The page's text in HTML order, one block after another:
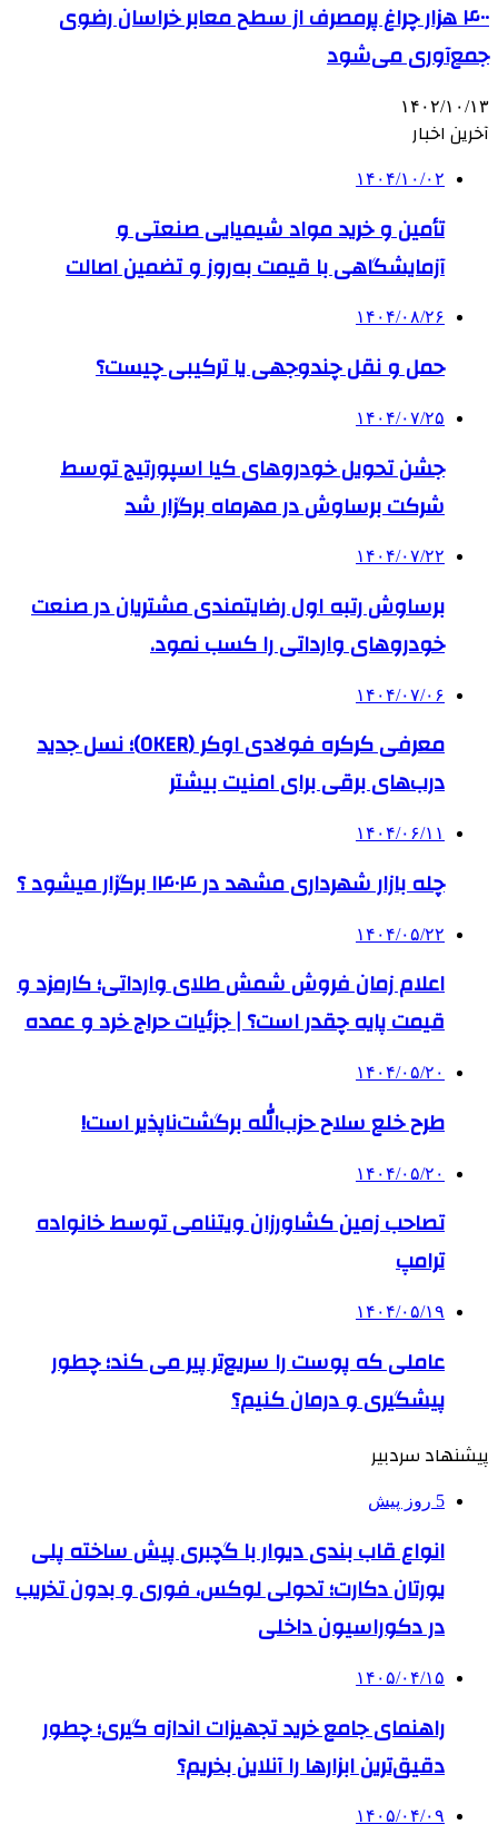
۴۰۰ هزار چراغ پرمصرف از سطح معابر خراسان رضوی
جمع‌آوری می‌شود
۱۴۰۲/۱۰/۱۳
آخرین اخبار
۱۴۰۴/۱۰/۰۲
تأمین و خرید مواد شیمیایی صنعتی و
آزمایشگاهی با قیمت به‌روز و تضمین اصالت
۱۴۰۴/۰۸/۲۶
حمل و نقل چندوجهی یا ترکیبی چیست؟
۱۴۰۴/۰۷/۲۵
جشن تحویل خودروهای کیا اسپورتیج توسط
شرکت برساوش در مهرماه برگزار شد
۱۴۰۴/۰۷/۲۲
برساوش رتبه اول رضایتمندی مشتریان در صنعت
خودروهای وارداتی را کسب نمود.
۱۴۰۴/۰۷/۰۶
معرفی کرکره فولادی اوکر (OKER)؛ نسل جدید
درب‌های برقی برای امنیت بیشتر
۱۴۰۴/۰۶/۱۱
چله بازار شهرداری مشهد در ۱۴۰۴ برگزار میشود ؟
۱۴۰۴/۰۵/۲۲
اعلام زمان فروش شمش طلای وارداتی؛ کارمزد و
قیمت پایه چقدر است؟ | جزئیات حراج خرد و عمده
۱۴۰۴/۰۵/۲۰
طرح خلع سلاح حزب‌الله برگشت‌ناپذیر است!
۱۴۰۴/۰۵/۲۰
تصاحب زمین کشاورزان ویتنامی توسط خانواده
ترامپ
۱۴۰۴/۰۵/۱۹
عاملی که پوست را سریع‌تر پیر می کند؛ چطور
پیشگیری و درمان کنیم؟
پیشنهاد سردبیر
5 روز پیش
انواع قاب بندی دیوار با گچبری پیش ساخته پلی
یورتان دکارت؛ تحولی لوکس، فوری و بدون تخریب
در دکوراسیون داخلی
۱۴۰۵/۰۴/۱۵
راهنمای جامع خرید تجهیزات اندازه گیری؛ چطور
دقیق‌ترین ابزارها را آنلاین بخریم؟
۱۴۰۵/۰۴/۰۹